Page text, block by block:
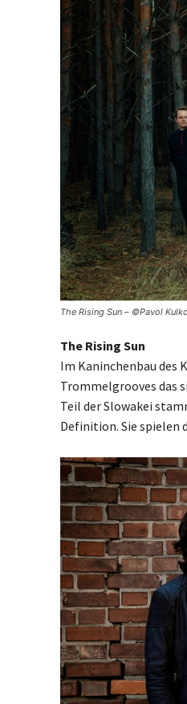
The Rising Sun – ©Pavol
The Rising Sun
Im Kaninchenbau des
Trommelgrooves das
Teil der Slowakei
Definition. Sie spielen